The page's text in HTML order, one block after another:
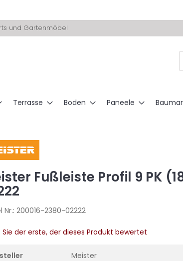
und Gartenmöbel
Terrasse Boden Paneele
Fußleiste Profil 9 PK
Nr.: 200016-2380-02222
Sie der erste, der dieses Produkt bewertet
Meister